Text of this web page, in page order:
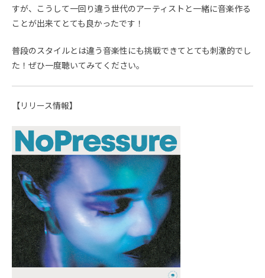
すが、こうして一回り違う世代のアーティストと一緒に音楽作る
ことが出来てとても良かったです！
普段のスタイルとは違う音楽性にも挑戦できてとても刺激的でし
た！ぜひ一度聴いてみてください。
【リリース情報】